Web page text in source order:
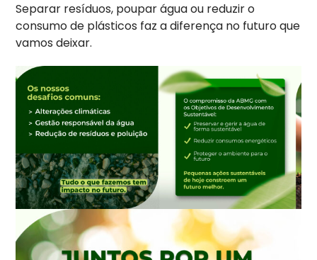
Separar resíduos, poupar água ou reduzir o
consumo de plásticos faz a diferença no futuro que
vamos deixar.